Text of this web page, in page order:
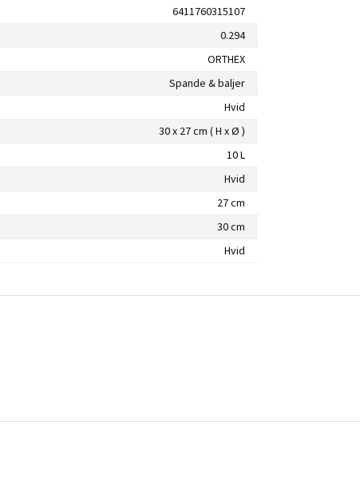
6411760315107
0.294
ORTHEX
Spande & baljer
Hvid
30 x 27 cm ( H x Ø )
10 L
Hvid
27 cm
30 cm
Hvid